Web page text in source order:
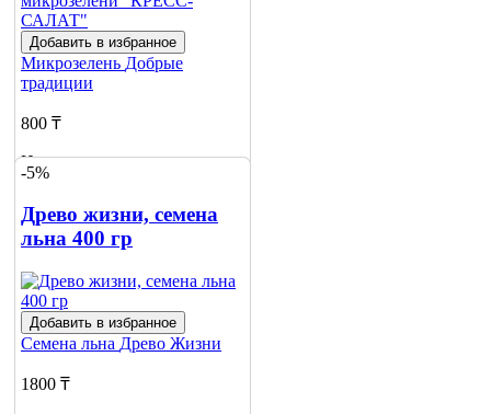
Добавить в избранное
Микрозелень Добрые
традиции
800 ₸
Нет в наличии
о наличии
-5%
Древо жизни, семена
льна 400 гр
Добавить в избранное
Семена льна Древо Жизни
1800 ₸